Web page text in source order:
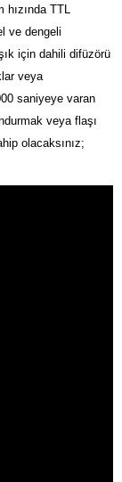
TTL
ve dengeli
için dahili difüzörü
veya
saniyeye varan
veya flaşı
olacaksınız;